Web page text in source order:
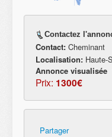
Contactez
Contact: Cheminant
Localisation: Haute-
Annonce visualisée
Prix: 1300€
Partager